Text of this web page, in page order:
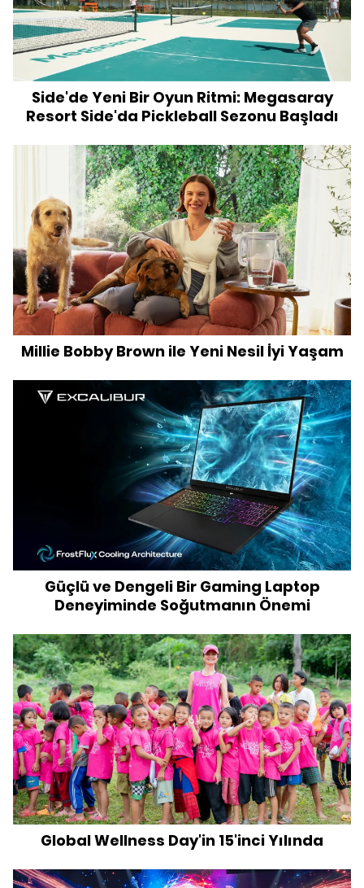
Side'de Yeni Bir Oyun Ritmi: Megasaray
Resort Side'da Pickleball Sezonu Başladı
Millie Bobby Brown ile Yeni Nesil İyi Yaşam
Güçlü ve Dengeli Bir Gaming Laptop
Deneyiminde Soğutmanın Önemi
Global Wellness Day'in 15'inci Yılında